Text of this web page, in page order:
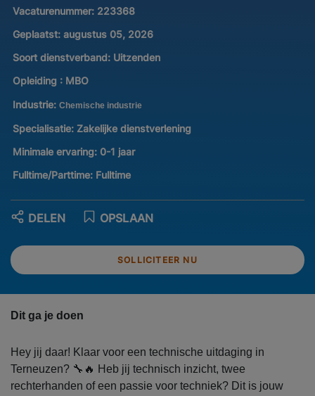
Vacaturenummer: 223368
Geplaatst: augustus 05, 2026
Soort dienstverband: Uitzenden
Opleiding : MBO
Industrie: Chemische industrie
Specialisatie: Zakelijke dienstverlening
Minimale ervaring: 0-1 jaar
Fulltime/Parttime: Fulltime
SOLLICITEER NU
OPSLAAN
DELEN
Dit ga je doen
Hey jij daar! Klaar voor een technische uitdaging in
Terneuzen? 🔧🔥 Heb jij technisch inzicht, twee
rechterhanden of een passie voor techniek? Dit is jouw